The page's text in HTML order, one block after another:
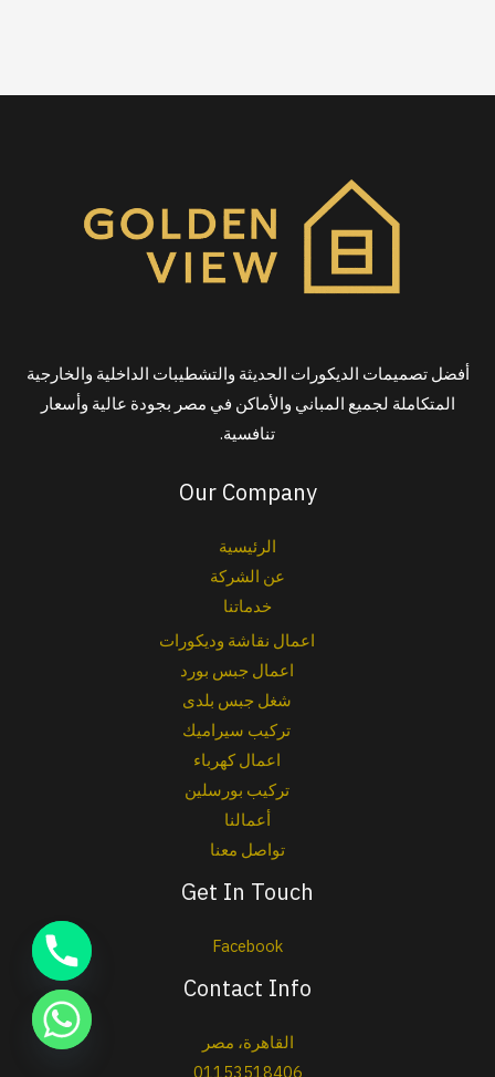
أفضل تصميمات الديكورات الحديثة والتشطيبات الداخلية والخارجية
المتكاملة لجميع المباني والأماكن في مصر بجودة عالية وأسعار
تنافسية.
Our Company
الرئيسية
عن الشركة
خدماتنا
اعمال نقاشة وديكورات
اعمال جبس بورد
شغل جبس بلدى
تركيب سيراميك
اعمال كهرباء
تركيب بورسلين
أعمالنا
تواصل معنا
Get In Touch
Facebook
Contact Info
القاهرة، مصر
01153518406